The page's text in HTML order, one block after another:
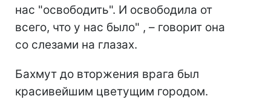
нас "освободить". И освободила от
всего, что у нас было" , – говорит она
со слезами на глазах.
Бахмут до вторжения врага был
красивейшим цветущим городом.